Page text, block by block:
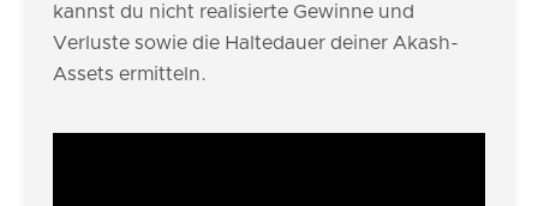
kannst du nicht realisierte Gewinne und
Verluste sowie die Haltedauer deiner Akash-
Assets ermitteln.